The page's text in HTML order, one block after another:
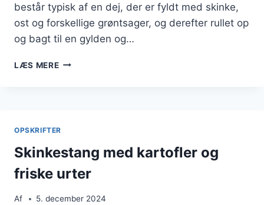
består typisk af en dej, der er fyldt med skinke,
ost og forskellige grøntsager, og derefter rullet op
og bagt til en gylden og…
LÆS MERESKINKESTANG
OPSKRIFTER
Skinkestang med kartofler og
friske urter
Af 5. december 2024